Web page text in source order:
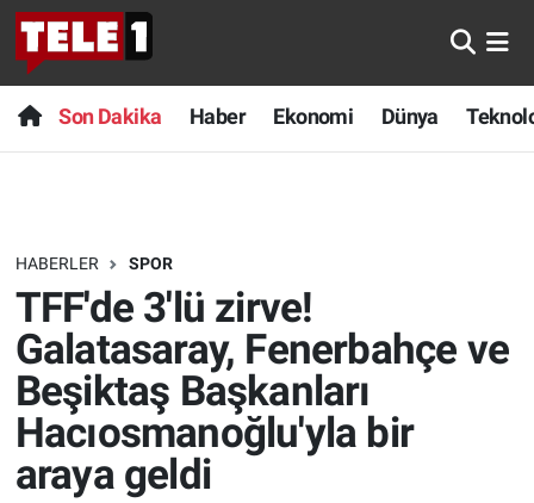
Son Dakika Haber Ekonomi Dünya
HABERLER SPOR
TFF'de 3'lü zirve!
Galatasaray, Fenerbahçe ve
Beşiktaş Başkanları
Hacıosmanoğlu'yla bir
araya geldi
Anında Manşet
Başka Sohbetler
Bilim turu
Bilim ve Teknoloji Evreni
Doğa Konuşuyor
Dünya
Son Dakika
Haber
Dünya
Teknoloji
Sağlık
Spor
Nöbetçi Eczaneler
Hava Durumu
Trafik Durumu
Süper Lig Puan Durumu ve Fikstür
Tüm Manşetler
Son Dakika Haberleri